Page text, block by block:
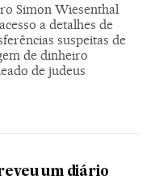
Simon Wiesenthal
a detalhes de
suspeitas de
de dinheiro
de judeus
um diário